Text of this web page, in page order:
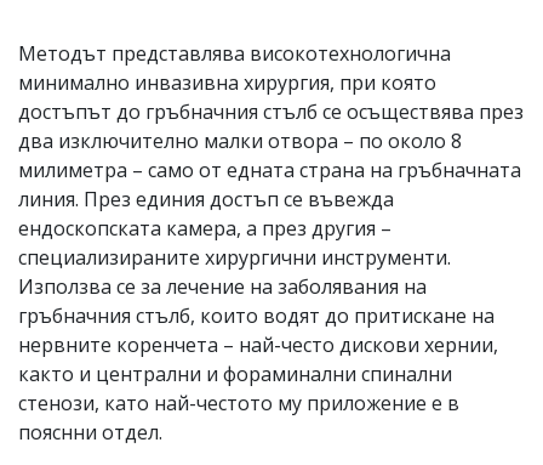
Методът представлява високотехнологична
минимално инвазивна хирургия, при която
достъпът до гръбначния стълб се осъществява през
два изключително малки отвора – по около 8
милиметра – само от едната страна на гръбначната
линия. През единия достъп се въвежда
ендоскопската камера, а през другия –
специализираните хирургични инструменти.
Използва се за лечение на заболявания на
гръбначния стълб, които водят до притискане на
нервните коренчета – най-често дискови хернии,
както и централни и фораминални спинални
стенози, като най-честото му приложение е в
пояснни отдел.